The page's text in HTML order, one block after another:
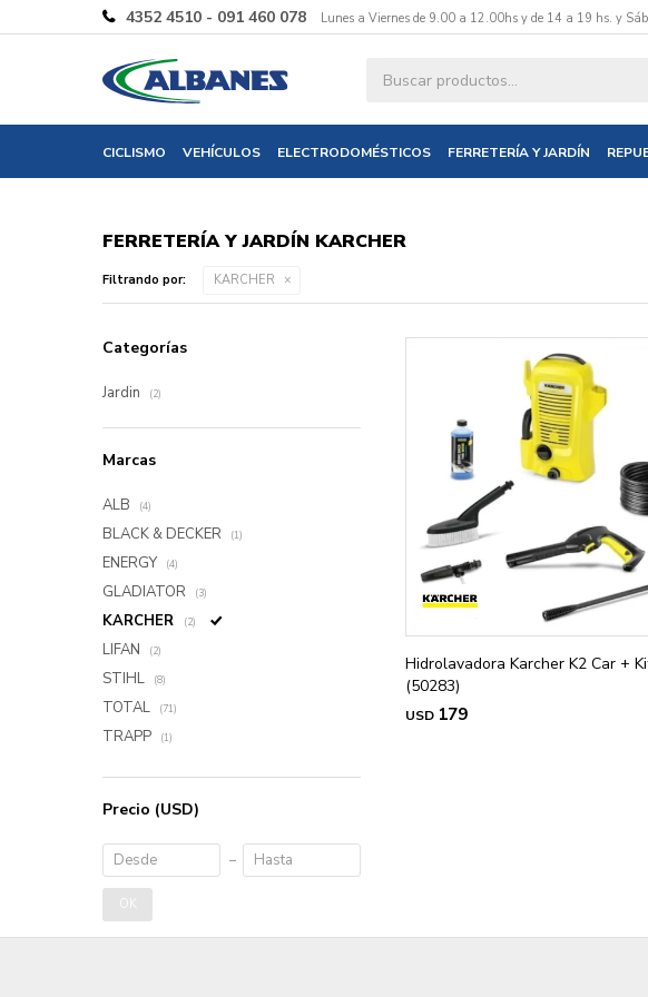
CICLISMO VEHÍCULOS ELECTRODOMÉSTICOS FERRETERÍA Y JARDÍN
4352 4510 - 091 460 078 Lunes a Viernes de 9.00 a 12.00hs y de 14 a 19 hs. y
FERRETERÍA Y JARDÍN KARCHER
Filtrando por: KARCHER
Hidrolavadora Karcher K2 Car +
(50283)
USD 179
Categorías
Jardin (2)
Marcas
ALB (4)
BLACK & DECKER (1)
ENERGY (4)
GLADIATOR (3)
KARCHER (2)
LIFAN (2)
STIHL (8)
TOTAL (71)
TRAPP (1)
Precio (USD)
OK